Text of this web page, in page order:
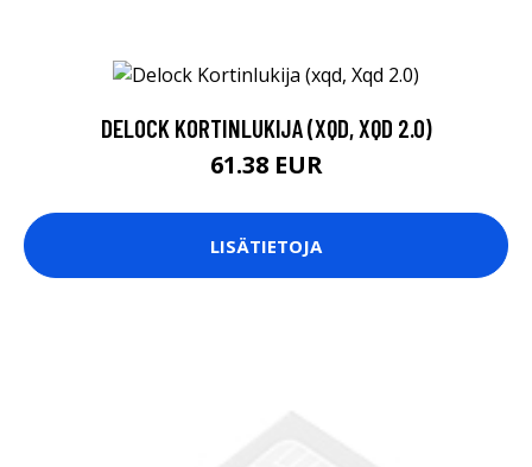
DELOCK KORTINLUKIJA (XQD, XQD 2.0)
61.38 EUR
LISÄTIETOJA